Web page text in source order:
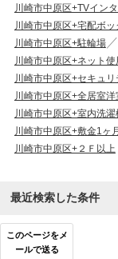
川崎市中原区+TVイン
川崎市中原区+宅配ボッ
川崎市中原区+駐輪場
川崎市中原区+ネット
川崎市中原区+セキュリ
川崎市中原区+全居室洋
川崎市中原区+室内洗
川崎市中原区+敷金1ヶ月
川崎市中原区+２Ｆ以上
最近検索した条件
このページをメ
ールで送る